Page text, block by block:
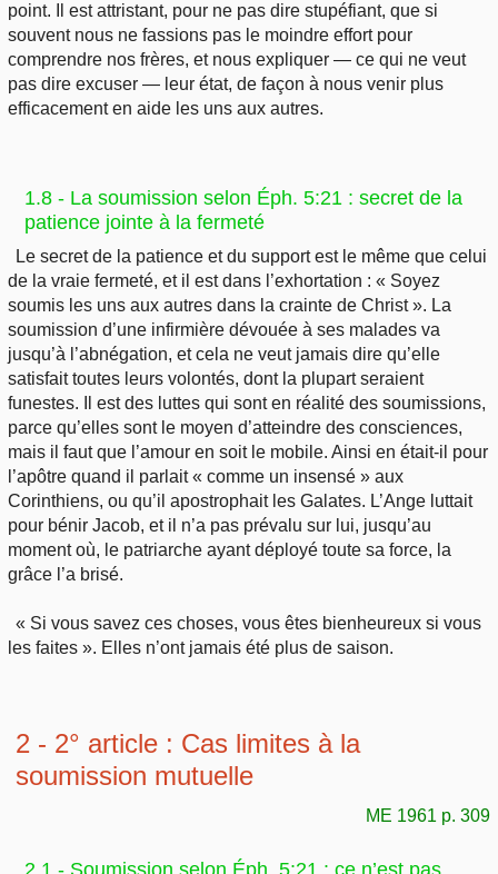
point. Il est attristant, pour ne pas dire stupéfiant, que si
souvent nous ne fassions pas le moindre effort pour
comprendre nos frères, et nous expliquer — ce qui ne veut
pas dire excuser — leur état, de façon à nous venir plus
efficacement en aide les uns aux autres.
1.8 - La soumission selon Éph. 5:21 : secret de la
patience jointe à la fermeté
Le secret de la patience et du support est le même que celui
de la vraie fermeté, et il est dans l’exhortation : « Soyez
soumis les uns aux autres dans la crainte de Christ ». La
soumission d’une infirmière dévouée à ses malades va
jusqu’à l’abnégation, et cela ne veut jamais dire qu’elle
satisfait toutes leurs volontés, dont la plupart seraient
funestes. Il est des luttes qui sont en réalité des soumissions,
parce qu’elles sont le moyen d’atteindre des consciences,
mais il faut que l’amour en soit le mobile. Ainsi en était-il pour
l’apôtre quand il parlait « comme un insensé » aux
Corinthiens, ou qu’il apostrophait les Galates. L’Ange luttait
pour bénir Jacob, et il n’a pas prévalu sur lui, jusqu’au
moment où, le patriarche ayant déployé toute sa force, la
grâce l’a brisé.
« Si vous savez ces choses, vous êtes bienheureux si vous
les faites ». Elles n’ont jamais été plus de saison.
2 - 2° article : Cas limites à la
soumission mutuelle
ME 1961 p. 309
2.1 - Soumission selon Éph. 5:21 : ce n’est pas